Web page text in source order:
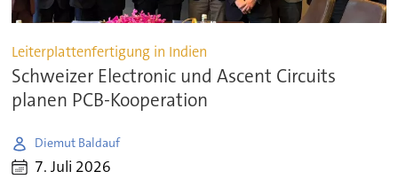
Leiterplattenfertigung in Indien
Schweizer Electronic und Ascent Circuits
planen PCB-Kooperation
Diemut Baldauf
7. Juli 2026